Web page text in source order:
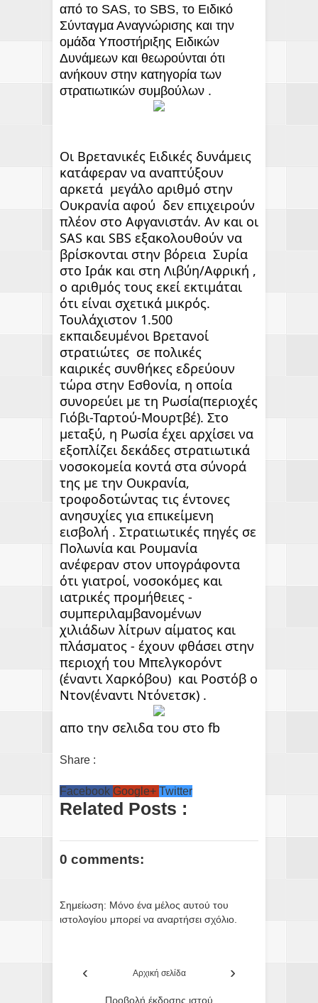
από το SAS, το SBS, το Ειδικό
Σύνταγμα Αναγνώρισης και την
ομάδα Υποστήριξης Ειδικών
Δυνάμεων και θεωρούνται ότι
ανήκουν στην κατηγορία των
στρατιωτικών συμβούλων .
Οι Βρετανικές Ειδικές δυνάμεις
κατάφεραν να αναπτύξουν
αρκετά  μεγάλο αριθμό στην
Ουκρανία αφού  δεν επιχειρούν
πλέον στο Αφγανιστάν. Αν και οι
SAS και SBS εξακολουθούν να
βρίσκονται στην βόρεια  Συρία
στο Ιράκ και στη Λιβύη/Αφρική ,
ο αριθμός τους εκεί εκτιμάται
ότι είναι σχετικά μικρός.
Τουλάχιστον 1.500
εκπαιδευμένοι Βρετανοί
στρατιώτες  σε πολικές
καιρικές συνθήκες εδρεύουν
τώρα στην Εσθονία, η οποία
συνορεύει με τη Ρωσία(περιοχές
Γιόβι-Ταρτού-Μουρτβέ). Στο
μεταξύ, η Ρωσία έχει αρχίσει να
εξοπλίζει δεκάδες στρατιωτικά
νοσοκομεία κοντά στα σύνορά
της με την Ουκρανία,
τροφοδοτώντας τις έντονες
ανησυχίες για επικείμενη
εισβολή . Στρατιωτικές πηγές σε
Πολωνία και Ρουμανία
ανέφεραν στον υπογράφοντα
ότι γιατροί, νοσοκόμες και
ιατρικές προμήθειες -
συμπεριλαμβανομένων
χιλιάδων λίτρων αίματος και
πλάσματος - έχουν φθάσει στην
περιοχή του Μπελγκορόντ
(έναντι Χαρκόβου)  και Ροστόβ ο
Ντον(έναντι Ντόνετσκ) .
απο την σελιδα του στο fb
Share :
Facebook Google+ Twitter
Related Posts :
0 comments:
Σημείωση: Μόνο ένα μέλος αυτού του
ιστολογίου μπορεί να αναρτήσει σχόλιο.
‹ ›
Αρχική σελίδα
Προβολή έκδοσης ιστού